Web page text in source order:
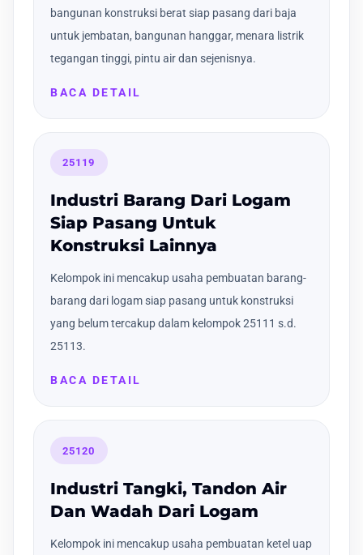
bangunan konstruksi berat siap pasang dari baja
untuk jembatan, bangunan hanggar, menara listrik
tegangan tinggi, pintu air dan sejenisnya.
BACA DETAIL
25119
Industri Barang Dari Logam
Siap Pasang Untuk
Konstruksi Lainnya
Kelompok ini mencakup usaha pembuatan barang-
barang dari logam siap pasang untuk konstruksi
yang belum tercakup dalam kelompok 25111 s.d.
25113.
BACA DETAIL
25120
Industri Tangki, Tandon Air
Dan Wadah Dari Logam
Kelompok ini mencakup usaha pembuatan ketel uap